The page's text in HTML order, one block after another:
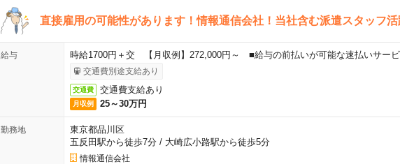
直接雇用の可能性があります！情報通信会社！当社含む派遣スタッフ活
給与 時給1700円＋交 【月収例】272,000円～ ■給与の前払いが可能な速払いサービ
交通費別途支給あり
交通費 交通費支給あり
月収例 25～30万円
勤務地
東京都品川区
五反田駅から徒歩7分/ 大崎広小路駅から徒歩5分
情報通信会社